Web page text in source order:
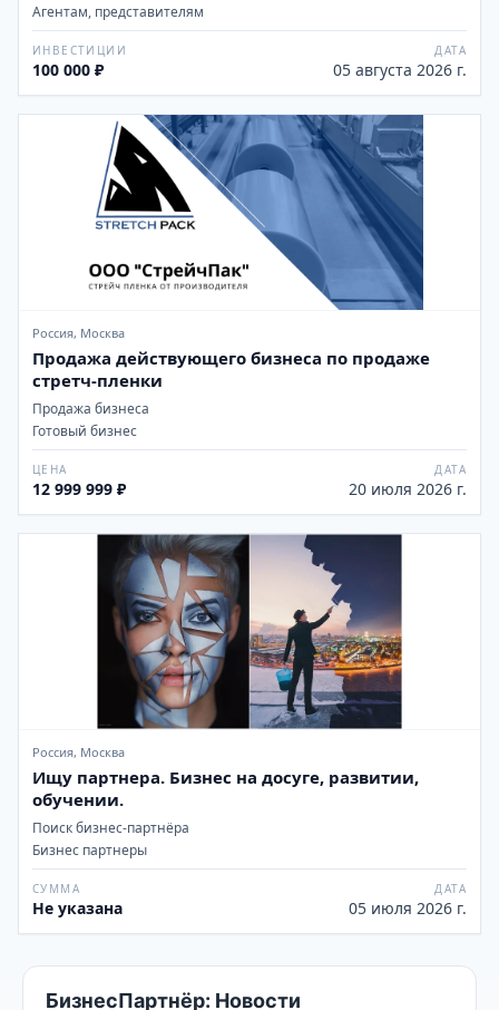
Агентам, представителям
ИНВЕСТИЦИИ
100 000 ₽
ДАТА
05 августа 2026 г.
Россия, Москва
Продажа действующего бизнеса по продаже
стретч-пленки
Продажа бизнеса
Готовый бизнес
ЦЕНА
12 999 999 ₽
ДАТА
20 июля 2026 г.
Россия, Москва
Ищу партнера. Бизнес на досуге, развитии,
обучении.
Поиск бизнес-партнёра
Бизнес партнеры
СУММА
Не указана
ДАТА
05 июля 2026 г.